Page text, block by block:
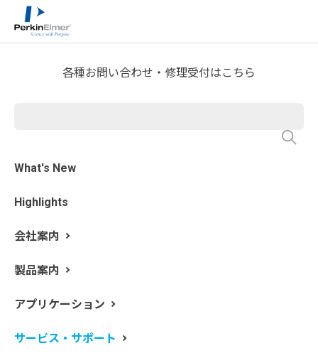
各種お問い合わせ・修理受付はこちら
What's New
Highlights
会社案内
製品案内
アプリケーション
サービス・サポート
ホーム
OneSource Laboratory Solutions
Digital Transformation Services
機器のダウンタイムによる生産性、時間の損失、パフォ